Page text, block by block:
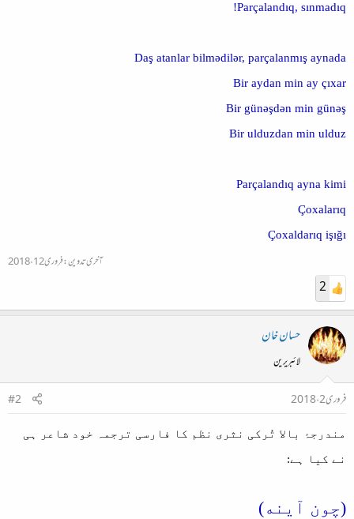
Parçalandıq, sınmadıq!
Daş atanlar bilmədilər, parçalanmış aynada
Bir aydan min ay çıxar
Bir günəşdən min günəş
Bir ulduzdan min ulduz
Parçalandıq ayna kimi
Çoxalarıq
Çoxaldarıq işığı
آخری تدوین:فروری 12، 2018
2
حسان خان
لائبریرین
فروری 2، 2018
#2
مندرجۂ بالا تُرکی نثری نظم کا فارسی ترجمہ خود شاعر ہی
نے کیا ہے:
(چون آینه)